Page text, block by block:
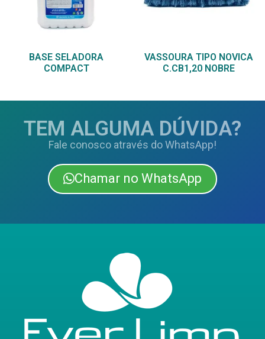
BASE SELADORA
COMPACT
VASSOURA TIPO NOVICA
C.CB1,20 NOBRE
TEM ALGUMA DÚVIDA?
Fale conosco através do WhatsApp!
Chamar no WhatsApp